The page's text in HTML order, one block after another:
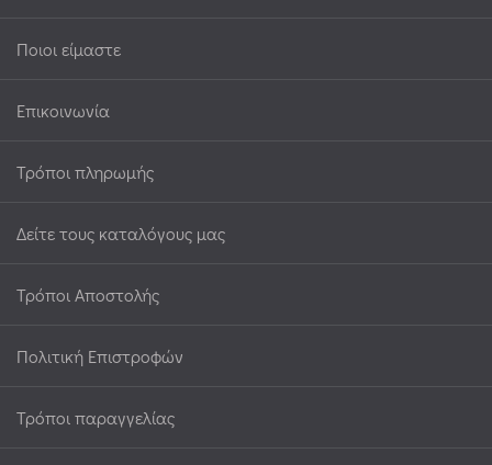
Ποιοι είμαστε
Επικοινωνία
Τρόποι πληρωμής
Δείτε τους καταλόγους μας
Τρόποι Αποστολής
Πολιτική Επιστροφών
Τρόποι παραγγελίας